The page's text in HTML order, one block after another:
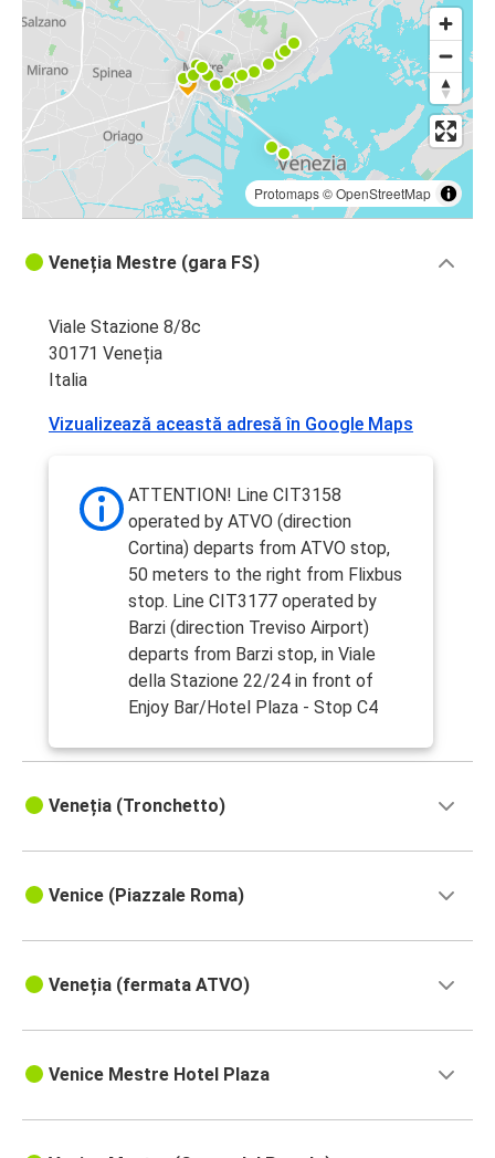
Protomaps©OpenStreetMap
Veneția Mestre (gara FS)
Viale Stazione 8/8c
30171 Veneția
Italia
Vizualizează această adresă în Google Maps
ATTENTION! Line CIT3158
operated by ATVO (direction
Cortina) departs from ATVO stop,
50 meters to the right from Flixbus
stop. Line CIT3177 operated by
Barzi (direction Treviso Airport)
departs from Barzi stop, in Viale
della Stazione 22/24 in front of
Enjoy Bar/Hotel Plaza - Stop C4
Veneția (Tronchetto)
Venice (Piazzale Roma)
Veneția (fermata ATVO)
Venice Mestre Hotel Plaza